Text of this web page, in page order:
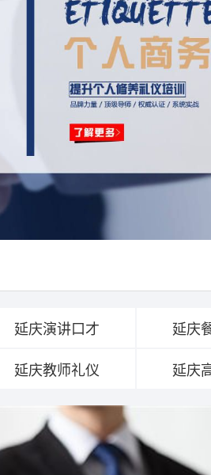
延庆演讲口才 延庆
延庆教师礼仪 延庆